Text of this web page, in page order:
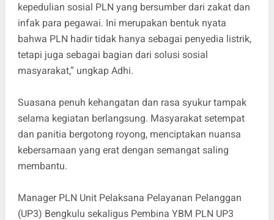
kepedulian sosial PLN yang bersumber dari zakat dan
infak para pegawai. Ini merupakan bentuk nyata
bahwa PLN hadir tidak hanya sebagai penyedia listrik,
tetapi juga sebagai bagian dari solusi sosial
masyarakat,” ungkap Adhi.
Suasana penuh kehangatan dan rasa syukur tampak
selama kegiatan berlangsung. Masyarakat setempat
dan panitia bergotong royong, menciptakan nuansa
kebersamaan yang erat dengan semangat saling
membantu.
Manager PLN Unit Pelaksana Pelayanan Pelanggan
(UP3) Bengkulu sekaligus Pembina YBM PLN UP3